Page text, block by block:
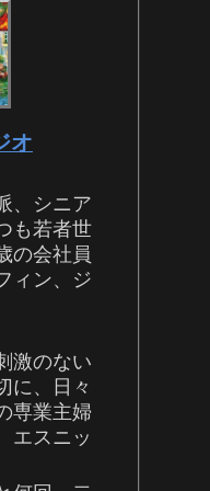
オ
、シニア
も若者世
の会社員
ィン、ジ
激のない
に、日々
専業主婦
エスニッ